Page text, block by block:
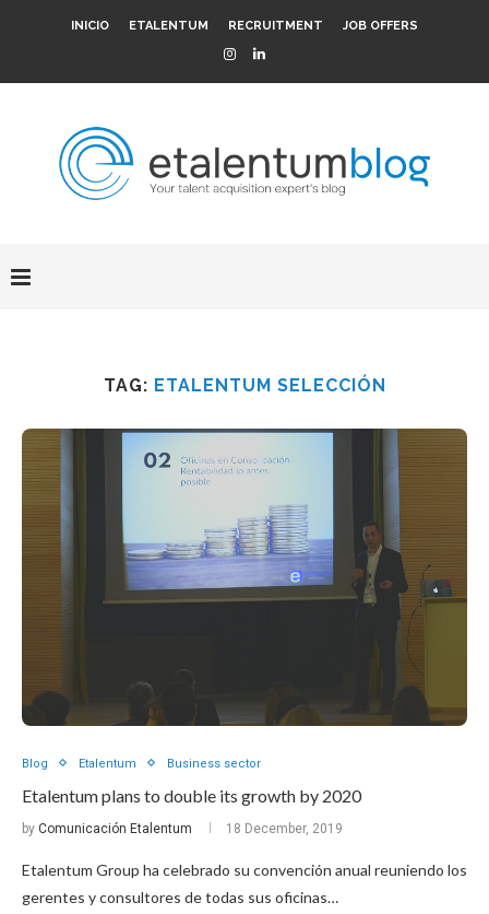
INICIO ETALENTUM RECRUITMENT JOB OFFERS
TAG: ETALENTUM SELECCIÓN
Blog Etalentum Business sector
Etalentum plans to double its growth by 2020
by Comunicación Etalentum 18 December, 2019
Etalentum Group ha celebrado su convención anual reuniendo los
gerentes y consultores de todas sus oficinas…